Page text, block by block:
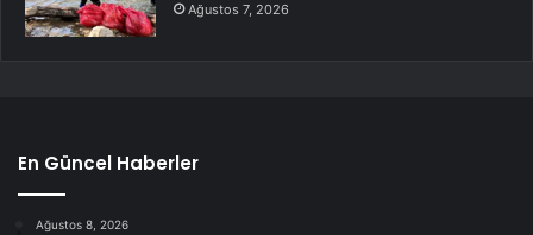
Ağustos 7, 2026
En Güncel Haberler
Ağustos 8, 2026